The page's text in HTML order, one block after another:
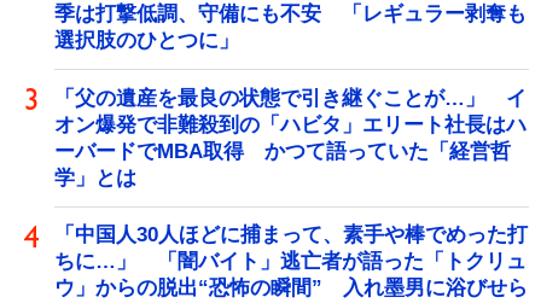
季は打撃低調、守備にも不安 「レギュラー剥奪も
選択肢のひとつに」
「父の遺産を最良の状態で引き継ぐことが…」 イ
オン爆発で非難殺到の「ハビタ」エリート社長はハ
ーバードでMBA取得 かつて語っていた「経営哲
学」とは
「中国人30人ほどに捕まって、素手や棒でめった打
ちに…」 「闇バイト」逃亡者が語った「トクリュ
ウ」からの脱出“恐怖の瞬間” 入れ墨男に浴びせら